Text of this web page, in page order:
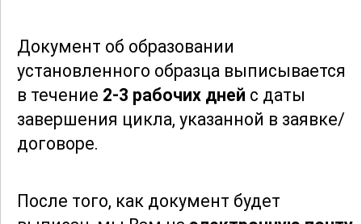
осваивать современные технологии и
инновации в области клеевых
агрегатов. Вы узнаете о последних
новинках и тенденциях, что позволит
вам быть в курсе современных
сфере. Это поможет вам оставаться
Документ об образовании
установленного образца выписывается
в течение 2-3 рабочих дней с даты
завершения цикла, указанной в заявке/
договоре.
После того, как документ будет